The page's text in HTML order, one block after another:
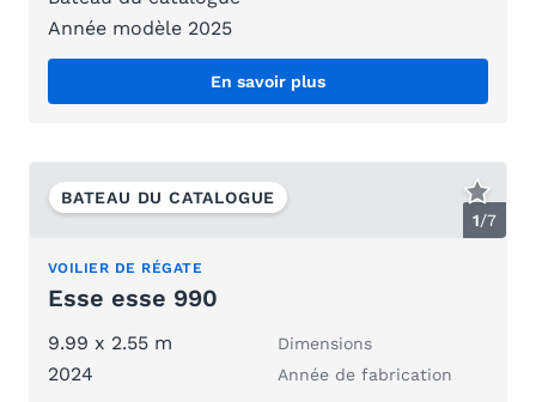
Année modèle 2025
En savoir plus
1/7
BATEAU DU CATALOGUE
VOILIER DE RÉGATE
Esse esse 990
9.99 x 2.55 m Dimensions
2024 Année de fabrication